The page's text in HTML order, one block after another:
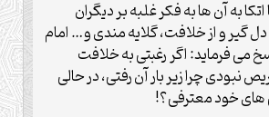
به آن ها به فکر غلبه بر دیگران
گیر و از خلافت، گلایه مندی و… امام
می فرماید: اگر رغبتی به خلافت
نبودی چرا زیر بار آن رفتی، در حالی
های خود معترفی؟!